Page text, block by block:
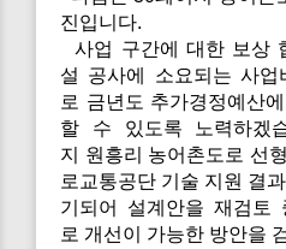
진입니다.
사업 구간에 대한 보상
설 공사에 소요되는 사업
로 금년도 추가경정예산
할 수 있도록 노력하겠
지 원흥리 농어촌도로 선
로교통공단 기술 지원 결
기되어 설계안을 재검토
로 개선이 가능한 방안을